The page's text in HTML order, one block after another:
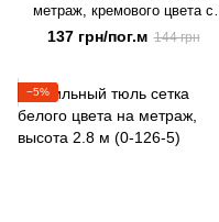
метраж, кремового цвета с
коричневой вышивкой, высота
1,5 м (136-3)
137 грн/пог.м 144 грн
−5%